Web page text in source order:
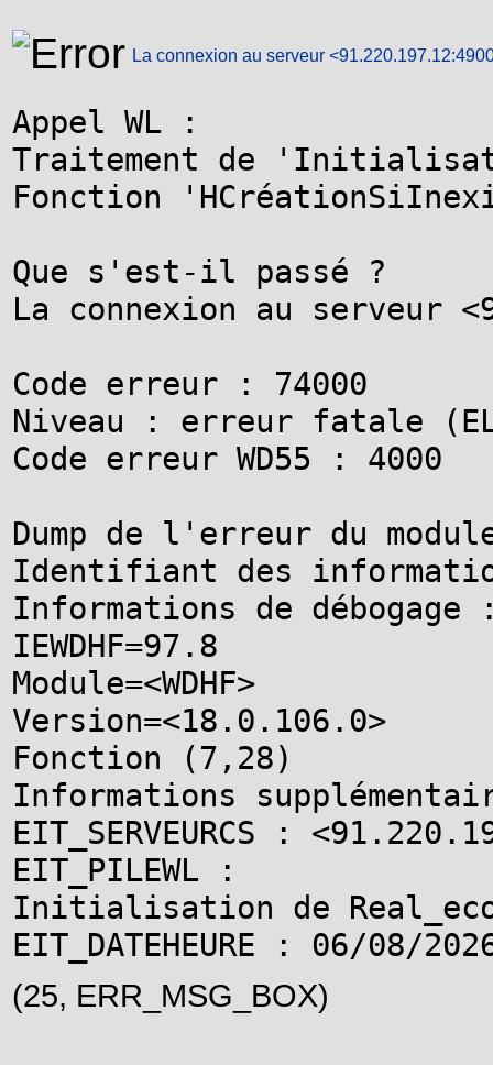
La connexion au serveur
Appel WL :
Traitement de
Fonction
Que s'est-il passé ?
La connexion au serveur
Code erreur : 74000
Niveau : erreur fatale
Code erreur WD55 : 4000
Dump de l'erreur du
Identifiant des
Informations de débogage
IEWDHF=97.8
Module=<WDHF>
Version=<18.0.106.0>
Fonction (7,28)
Informations
EIT_SERVEURCS :
EIT_PILEWL :
Initialisation de
EIT_DATEHEURE : 06/08/
(25, ERR_MSG_BOX)